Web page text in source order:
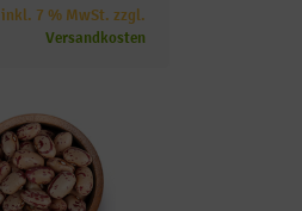
inkl. 7 % MwSt. zzgl.
Versandkosten